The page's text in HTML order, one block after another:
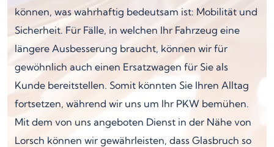
können, was wahrhaftig bedeutsam ist: Mobilität und
Sicherheit. Für Fälle, in welchen Ihr Fahrzeug eine
längere Ausbesserung braucht, können wir für
gewöhnlich auch einen Ersatzwagen für Sie als
Kunde bereitstellen. Somit könnten Sie Ihren Alltag
fortsetzen, während wir uns um Ihr PKW bemühen.
Mit dem von uns angeboten Dienst in der Nähe von
Lorsch können wir gewährleisten, dass Glasbruch so